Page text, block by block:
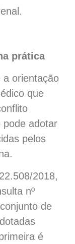
prática
a orientação
que
pode adotar
pelos
2018,
nº
de
é